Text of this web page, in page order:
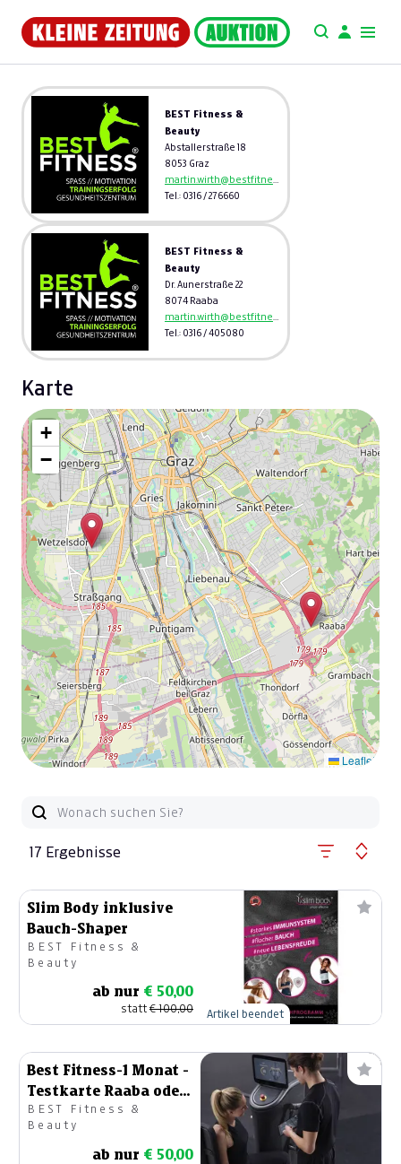
BEST Fitness &
Beauty
Abstallerstraße 18
8053 Graz
Tel.: 0316 / 276660
BEST Fitness &
Beauty
Dr. Aunerstraße 22
8074 Raaba
Tel.: 0316 / 405080
Karte
+
−
Leaflet
17 Ergebnisse
Slim Body inklusive
Bauch-Shaper
BEST Fitness &
Beauty
ab nur € 50,00
statt€ 100,00 Artikel beendet
Best Fitness-1 Monat -
Testkarte Raaba oder
Graz
BEST Fitness &
Beauty
ab nur € 50,00